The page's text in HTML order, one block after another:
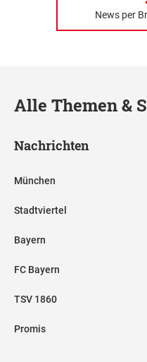
News per
Alle Themen &
Nachrichten
München
Stadtviertel
Bayern
FC Bayern
TSV 1860
Promis